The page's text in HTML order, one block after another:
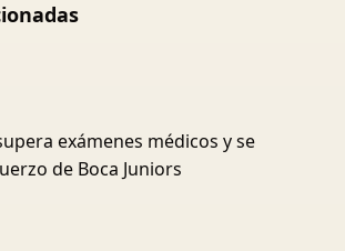
exámenes médicos y se
de Boca Juniors